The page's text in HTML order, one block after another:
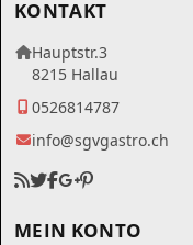
KONTAKT
Hauptstr.3
8215 Hallau
0526814787
info@sgvgastro.ch
MEIN KONTO